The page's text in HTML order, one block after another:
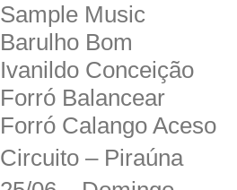
Sample Music
Barulho Bom
Ivanildo Conceição
Forró Balancear
Forró Calango Aceso
Circuito – Piraúna